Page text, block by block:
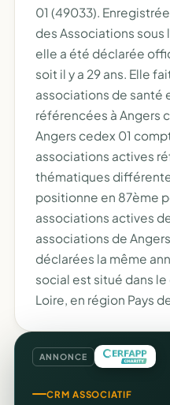
01 (49033).
des Associations sous
elle a été déclarée
soit il y a 29 ans. Elle
associations de santé
référencées à Angers
Angers cedex 01
associations actives
thématiques
positionne en 87ème
associations actives
associations de
déclarées la même
social est situé dans
Loire, en région Pays
ANNONCE
CRM ASSOCIATIF